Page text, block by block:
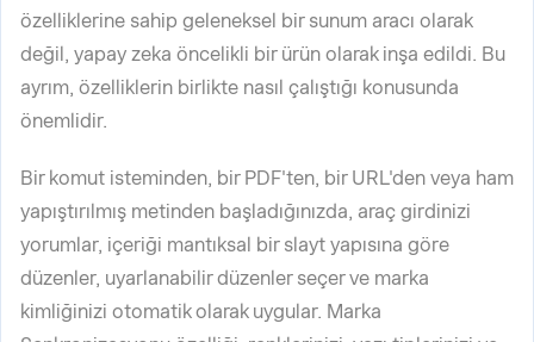
özelliklerine sahip geleneksel bir sunum aracı olarak
değil, yapay zeka öncelikli bir ürün olarak inşa edildi. Bu
ayrım, özelliklerin birlikte nasıl çalıştığı konusunda
önemlidir.
Bir komut isteminden, bir PDF'ten, bir URL'den veya ham
yapıştırılmış metinden başladığınızda, araç girdinizi
yorumlar, içeriği mantıksal bir slayt yapısına göre
düzenler, uyarlanabilir düzenler seçer ve marka
kimliğinizi otomatik olarak uygular. Marka